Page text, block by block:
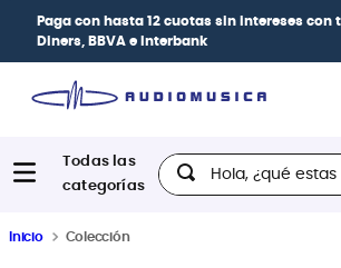
Paga con hasta 12 cuotas sin intereses con
Diners, BBVA e Interbank
Hola, ¿qué estas
Inicio Colección